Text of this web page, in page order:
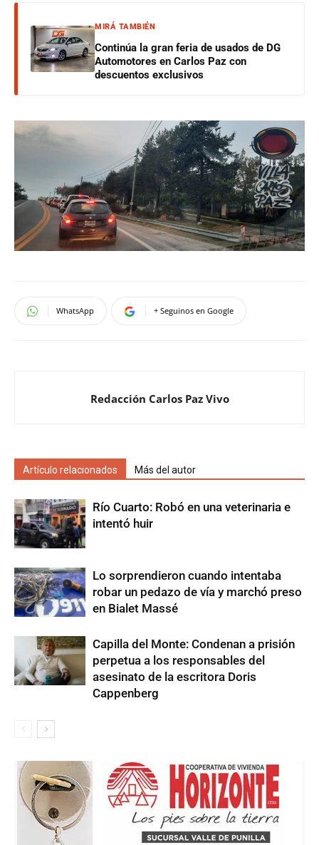
MIRÁ TAMBIÉN
Continúa la gran feria de usados de DG
Automotores en Carlos Paz con
descuentos exclusivos
WhatsApp + Seguinos en Google
Redacción Carlos Paz Vivo
Artículo relacionados Más del autor
Río Cuarto: Robó en una veterinaria e
intentó huir
Lo sorprendieron cuando intentaba
robar un pedazo de vía y marchó preso
en Bialet Massé
Capilla del Monte: Condenan a prisión
perpetua a los responsables del
asesinato de la escritora Doris
Cappenberg